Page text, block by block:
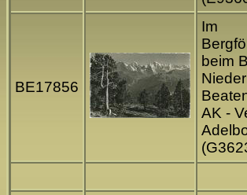
BE17856
Im
beim
AK -